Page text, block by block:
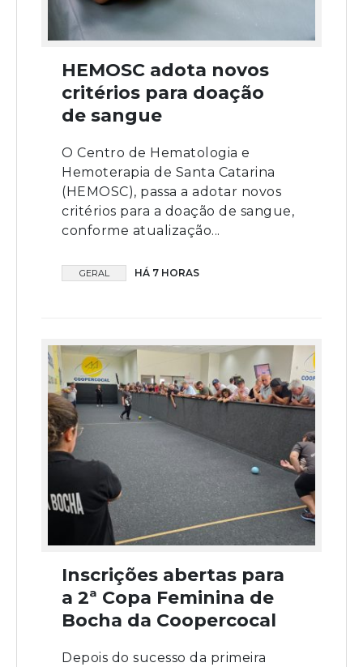
HEMOSC adota novos
critérios para doação
de sangue
O Centro de Hematologia e
Hemoterapia de Santa Catarina
(HEMOSC), passa a adotar novos
critérios para a doação de sangue,
conforme atualização...
GERAL HÁ 7 HORAS
Inscrições abertas para
a 2ª Copa Feminina de
Bocha da Coopercocal
Depois do sucesso da primeira